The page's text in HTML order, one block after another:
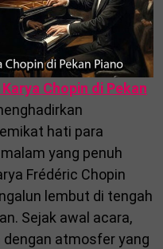
Chopin di Pekan
hati para
yang penuh
Frédéric Chopin
lembut di tengah
Sejak awal acara,
atmosfer yang